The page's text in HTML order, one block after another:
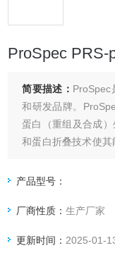
ProSpec PRS-
简要描述： ProSpec
和研发品牌。
蛋白（重组及合成
和蛋白折叠技术使
毒抗原等近800种
产品型号：
厂商性质：生产厂家
更新时间： 2025-01-